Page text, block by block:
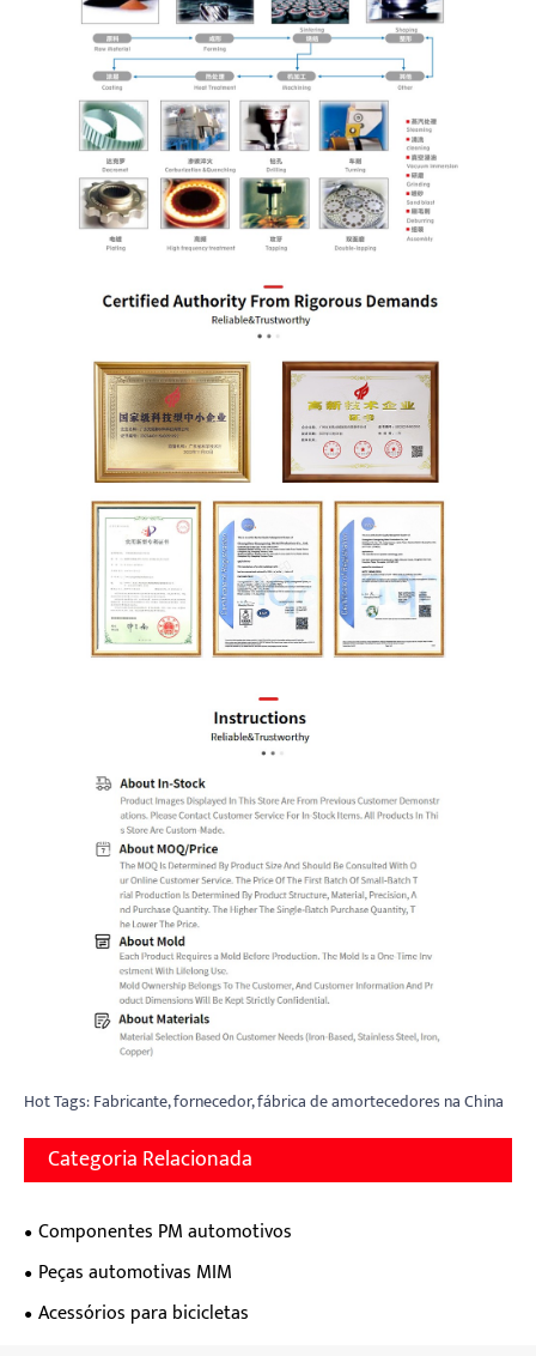
Hot Tags: Fabricante, fornecedor, fábrica de amortecedores na China
Categoria Relacionada
Componentes PM automotivos
Peças automotivas MIM
Acessórios para bicicletas